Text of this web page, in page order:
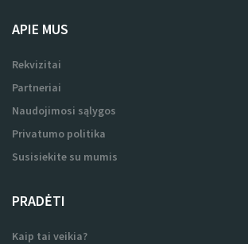
APIE MUS
Rekvizitai
Partneriai
Naudojimosi sąlygos
Privatumo politika
Susisiekite su mumis
PRADĖTI
Kaip tai veikia?